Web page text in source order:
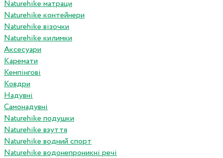
Naturehike матраци
Naturehike контейнери
Naturehike візочки
Naturehike килимки
Аксесуари
Каремати
Кемпінгові
Ковдри
Надувні
Самонадувні
Naturehike подушки
Naturehike взуття
Naturehike водний спорт
Naturehike водонепроникні речі